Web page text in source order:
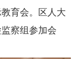
育会。区人大
察组参加会